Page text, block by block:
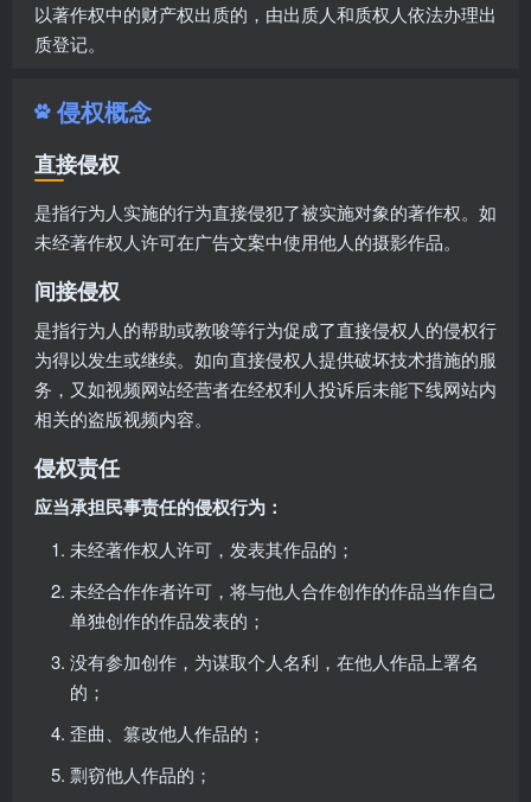
以著作权中的财产权出质的，由出质人和质权人依法办理出
质登记。
侵权概念
直接侵权
是指行为人实施的行为直接侵犯了被实施对象的著作权。如
未经著作权人许可在广告文案中使用他人的摄影作品。
间接侵权
是指行为人的帮助或教唆等行为促成了直接侵权人的侵权行
为得以发生或继续。如向直接侵权人提供破坏技术措施的服
务，又如视频网站经营者在经权利人投诉后未能下线网站内
相关的盗版视频内容。
侵权责任
应当承担民事责任的侵权行为：
未经著作权人许可，发表其作品的；
未经合作作者许可，将与他人合作创作的作品当作自己
单独创作的作品发表的；
没有参加创作，为谋取个人名利，在他人作品上署名
的；
歪曲、篡改他人作品的；
剽窃他人作品的；